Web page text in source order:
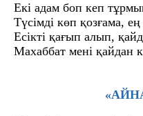
Екі адам боп кеп
Түсімді көп қозғама,
Есікті қағып алып,
Маxаббат мені қайдан